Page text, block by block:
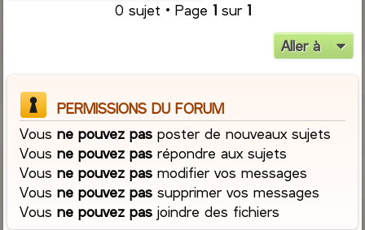
0 sujet • Page 1sur 1
Aller à
PERMISSIONS DU FORUM
Vousne pouvez pas poster de nouveaux sujets
Vousne pouvez pas répondre aux sujets
Vousne pouvez pas modifier vos messages
Vousne pouvez pas supprimer vos messages
Vousne pouvez pas joindre des fichiers